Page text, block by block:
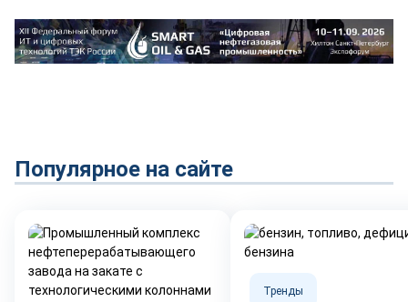
Популярное на сайте
Тренды